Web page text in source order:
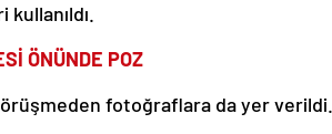
ÖNÜNDE POZ
fotoğraflara da yer verildi.